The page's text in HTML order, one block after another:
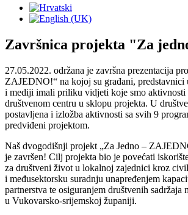
Završnica projekta "Za
27.05.2022. održana je završna prezentacija
ZAJEDNO!“ na kojoj su građani, predstavnici
i mediji imali priliku vidjeti koje smo aktivnosti
društvenom centru u sklopu projekta. U
postavljena i izložba aktivnosti sa svih 9
predviđeni projektom.
Naš dvogodišnji projekt „Za Jedno –
je završen! Cilj projekta bio je povećati
za društveni život u lokalnoj zajednici kroz
i međusektorsku suradnju unapređenjem
partnerstva te osiguranjem društvenih sadržaja
u Vukovarsko-srijemskoj županiji.